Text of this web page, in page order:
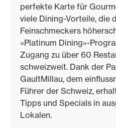
perfekte Karte für
viele Dining-Vorteile, die
Feinschmeckers
«Platinum Dining»-
Zugang zu über 60
schweizweit. Dank der
GaultMillau, dem
Führer der Schweiz,
Tipps und Specials in
Lokalen.